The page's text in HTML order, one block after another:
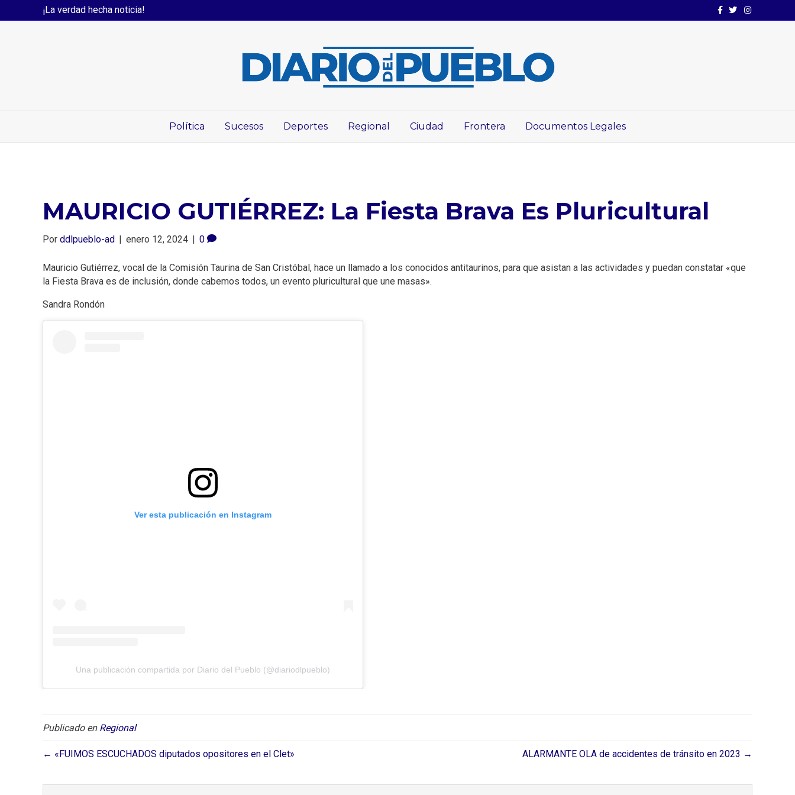
¡La verdad hecha noticia! Facebook
TwitterInstagram
Política Sucesos Deportes Regional Ciudad Frontera Documentos Legales
MAURICIO GUTIÉRREZ: La Fiesta Brava Es Pluricultural
Por ddlpueblo-ad | enero 12, 2024 | 0
Mauricio Gutiérrez, vocal de la Comisión Taurina de San Cristóbal, hace un llamado a los conocidos antitaurinos, para que asistan a las actividades y puedan constatar «que
la Fiesta Brava es de inclusión, donde cabemos todos, un evento pluricultural que une masas».
Sandra Rondón
Ver esta publicación en Instagram
Una publicación compartida por Diario del Pueblo (@diariodlpueblo)
Publicado en Regional
← «FUIMOS ESCUCHADOS diputados opositores en el Clet» ALARMANTE OLA de accidentes de tránsito en 2023 →